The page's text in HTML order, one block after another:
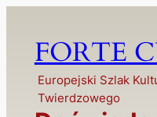
FORTE
Europejski Szlak
Twierdzowego